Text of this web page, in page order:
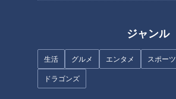
ジャンル
生活 グルメ エンタメ スポーツ
ドラゴンズ
フランス人は菓子店「シャトレ
ーゼ」の店名に顔を赤らめる？